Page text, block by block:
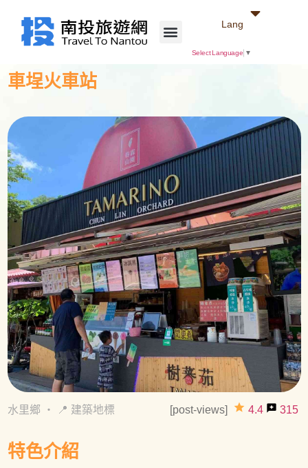
Lang
Select Language ▼
車埕火車站
水里鄉 ・ 📍 建築地標 [post-views] grade 4.4 reviews 315
特色介紹